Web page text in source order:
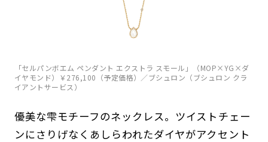
「セルパンボエム ペンダント エクストラ スモール」（MOP×YG×ダ
イヤモンド）￥276,100（予定価格）／ブシュロン（ブシュロン クラ
イアントサービス）
優美な雫モチーフのネックレス。ツイストチェー
ンにさりげなくあしらわれたダイヤがアクセント